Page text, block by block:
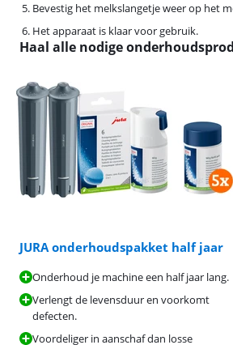
Bevestig het melkslangetje weer op het
Het apparaat is klaar voor gebruik.
Haal alle nodige
JURA onderhoudspakket half jaar
Onderhoud je machine een half jaar lang.
Verlengt de levensduur en voorkomt
defecten.
Voordeliger in aanschaf dan losse